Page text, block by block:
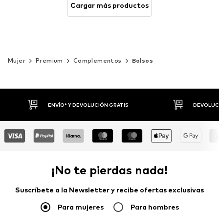
Cargar más productos
Mujer Premium Complementos Bolsos
DEVOLUCIONES HASTA 30 DÍAS
¡No te pierdas nada!
Suscríbete a la Newsletter y recibe ofertas exclusivas
Para mujeres Para hombres